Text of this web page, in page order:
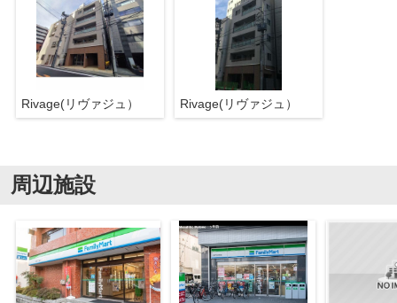
Rivage(リヴァジュ） Rivage(リヴァジュ）
周辺施設